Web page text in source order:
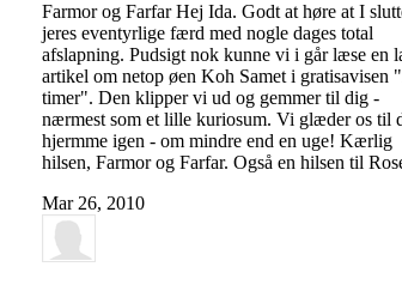
Farmor og FarfarHej Ida. Godt at høre at I
jeres eventyrlige færd med nogle dages total
afslapning. Pudsigt nok kunne vi i går læse en
artikel om netop øen Koh Samet i gratisavisen
timer". Den klipper vi ud og gemmer til dig -
nærmest som et lille kuriosum. Vi glæder os til
hjermme igen - om mindre end en uge! Kærlig
hilsen, Farmor og Farfar. Også en hilsen til
Mar 26, 2010